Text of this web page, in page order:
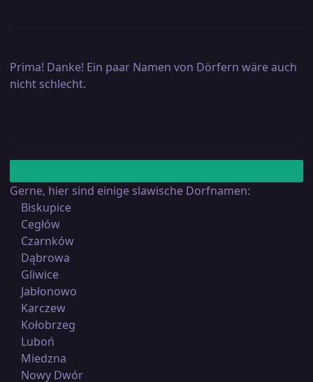
Prima! Danke! Ein paar Namen von Dörfern wäre auch
nicht schlecht.
Gerne, hier sind einige slawische Dorfnamen:
Biskupice
Cegłów
Czarnków
Dąbrowa
Gliwice
Jabłonowo
Karczew
Kołobrzeg
Luboń
Miedzna
Nowy Dwór